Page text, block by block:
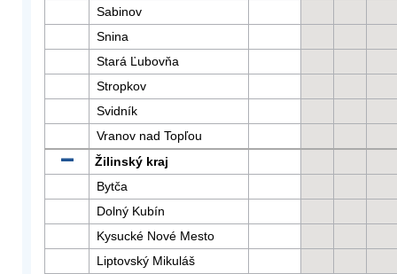
Sabinov
Snina
Stará Ľubovňa
Stropkov
Svidník
Vranov nad Topľou
Žilinský kraj
Bytča
Dolný Kubín
Kysucké Nové Mesto
Liptovský Mikuláš